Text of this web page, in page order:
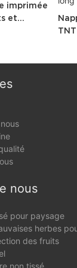
imprimée
et
nous
pour paysage
herbes
des fruits